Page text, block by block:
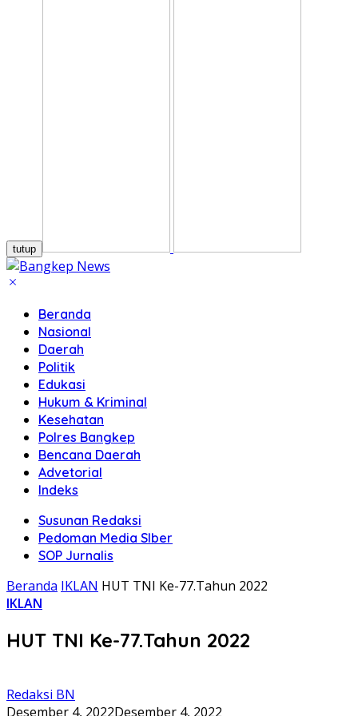
tutup
Beranda
Nasional
Daerah
Politik
Edukasi
Hukum & Kriminal
Kesehatan
Polres Bangkep
Bencana Daerah
Advetorial
Indeks
Susunan Redaksi
Pedoman Media SIber
SOP Jurnalis
Beranda IKLAN HUT TNI Ke-77.Tahun 2022
IKLAN
HUT TNI Ke-77.Tahun 2022
Redaksi BN
Desember 4, 2022Desember 4, 2022